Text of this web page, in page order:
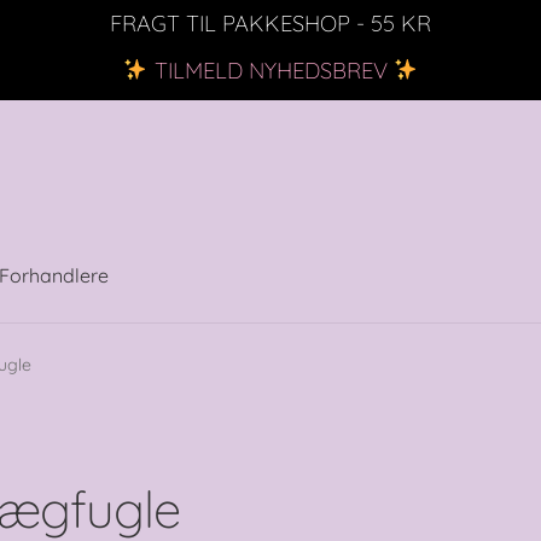
FRAGT TIL PAKKESHOP - 55 KR
TILMELD NYHEDSBREV
Forhandlere